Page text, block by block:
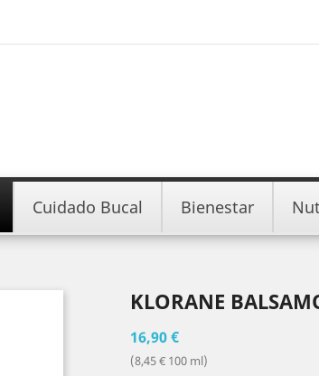
Cuidado Bucal Bienestar
KLORANE
16,90 €
(8,45 € 100 ml)